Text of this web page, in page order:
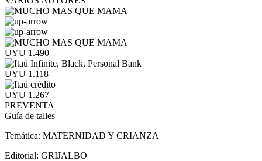
UYU 1.490
UYU 1.118
UYU 1.267
PREVENTA
Guía de talles
Temática: MATERNIDAD Y CRIANZA
Editorial: GRIJALBO